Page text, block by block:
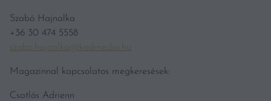
Szabó Hajnalka
+36 30 474 5558
szabo.hajnalka@kodmedia.hu
Magazinnal kapcsolatos megkeresések:
Csatlós Adrienn